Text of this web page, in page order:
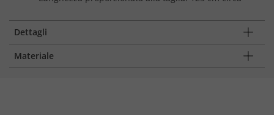
Dettagli
Materiale